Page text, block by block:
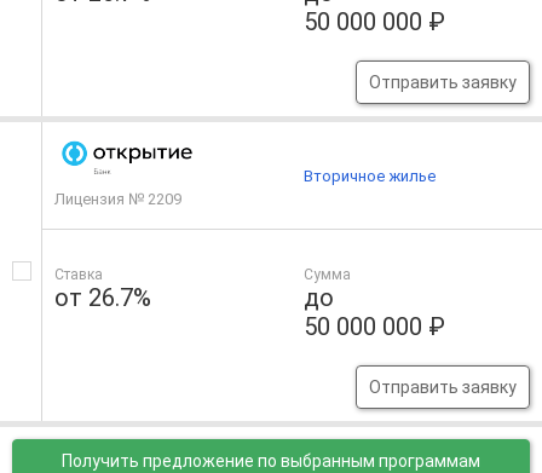
50 000 000 ₽
Отправить заявку
Лицензия № 2209
Ставка
от 26.7%
Сумма
до
50 000 000 ₽
Отправить заявку
Вторичное жилье
Получить предложение по выбранным программам